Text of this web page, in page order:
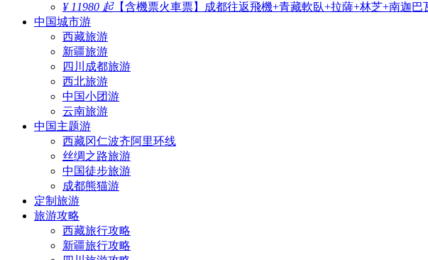
¥ 11980 起【含機票火車票】成都往返飛機+青藏軟臥+拉薩+林芝+南迦
中国城市游
西藏旅游
新疆旅游
四川成都旅游
西北旅游
中国小团游
云南旅游
中国主题游
西藏冈仁波齐阿里环线
丝绸之路旅游
中国徒步旅游
成都熊猫游
定制旅游
旅游攻略
西藏旅行攻略
新疆旅行攻略